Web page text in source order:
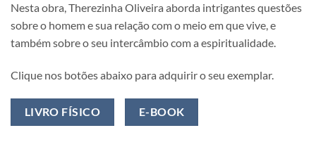
Nesta obra, Therezinha Oliveira aborda intrigantes questões
sobre o homem e sua relação com o meio em que vive, e
também sobre o seu intercâmbio com a espiritualidade.
Clique nos botões abaixo para adquirir o seu exemplar.
LIVRO FÍSICO E-BOOK